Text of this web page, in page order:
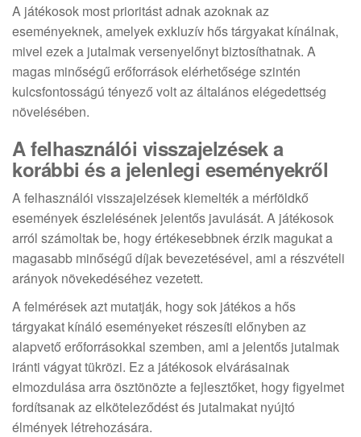
A játékosok most prioritást adnak azoknak az
eseményeknek, amelyek exkluzív hős tárgyakat kínálnak,
mivel ezek a jutalmak versenyelőnyt biztosíthatnak. A
magas minőségű erőforrások elérhetősége szintén
kulcsfontosságú tényező volt az általános elégedettség
növelésében.
A felhasználói visszajelzések a
korábbi és a jelenlegi eseményekről
A felhasználói visszajelzések kiemelték a mérföldkő
események észlelésének jelentős javulását. A játékosok
arról számoltak be, hogy értékesebbnek érzik magukat a
magasabb minőségű díjak bevezetésével, ami a részvételi
arányok növekedéséhez vezetett.
A felmérések azt mutatják, hogy sok játékos a hős
tárgyakat kínáló eseményeket részesíti előnyben az
alapvető erőforrásokkal szemben, ami a jelentős jutalmak
iránti vágyat tükrözi. Ez a játékosok elvárásainak
elmozdulása arra ösztönözte a fejlesztőket, hogy figyelmet
fordítsanak az elköteleződést és jutalmakat nyújtó
élmények létrehozására.